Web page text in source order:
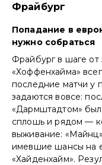
Фрайбург
Попадание в
нужно собраться
Фрайбург в шаге от
«Хоффенхайма»
последние матчи у
задаются вовсе:
«Дармштадтом»
сплошь и рядом —
выживание:
имевшие шансы на
«Хайденхайм».